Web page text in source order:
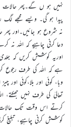
نہیں ہو ں گے۔پھر
پیدا ہو گی۔ ویسے مجھے
نہ شروع ہو جائیں۔اور
دعا کرنی چاہیے کہ اللہ
اوریہ کوشش کریں کہ
ہے کہ اللہ کی طرف رجوع
وبا، کوئی اور بلا،کوئی
تعالیٰ کی طرف نہیں
کرتے اس وقت تک حالات
کوشش کرنی چاہیے، تبلیغ